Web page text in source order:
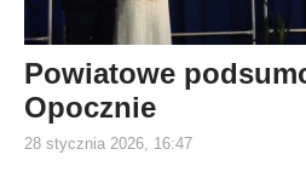
Powiatowe
Opocznie
28 stycznia 2026, 16:47